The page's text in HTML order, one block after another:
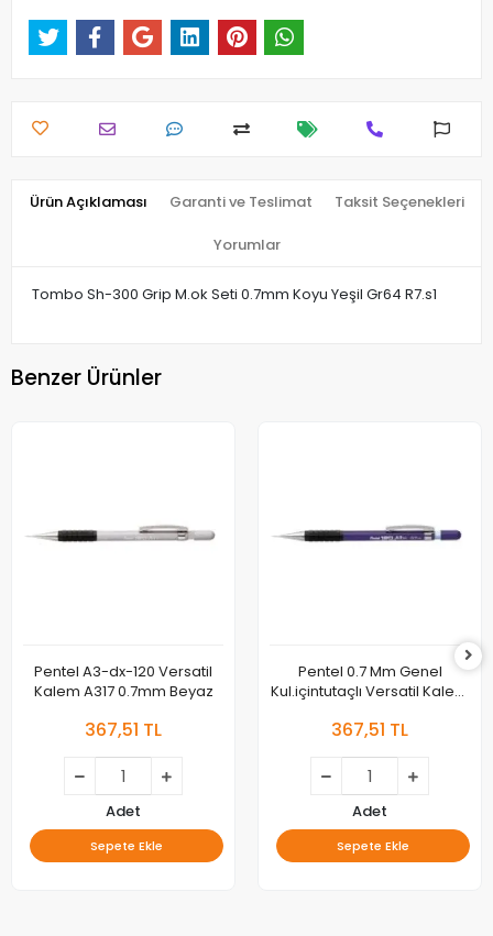
Ürün Açıklaması Garanti ve Teslimat Taksit Seçenekleri
Yorumlar
Tombo Sh-300 Grip M.ok Seti 0.7mm Koyu Yeşil Gr64 R7.s1
Benzer Ürünler
Pentel A3-dx-120 Versatil
Kalem A317 0.7mm Beyaz
367,51 TL
Adet
Sepete Ekle
Pentel 0.7 Mm Genel
Kul.içintutaçlı Versatil Kalem
367,51 TL
Adet
Sepete Ekle